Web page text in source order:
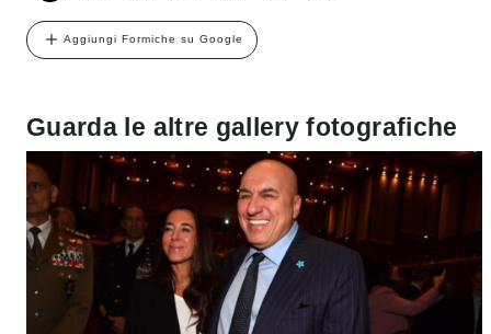
Aggiungi Formiche su Google
Guarda le altre gallery fotografiche